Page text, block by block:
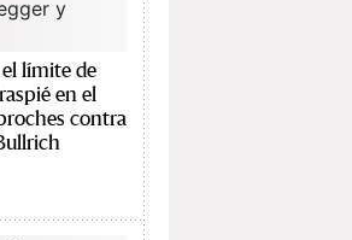
límite de
en el
contra